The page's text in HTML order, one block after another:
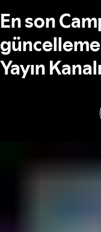
En son
Yayın